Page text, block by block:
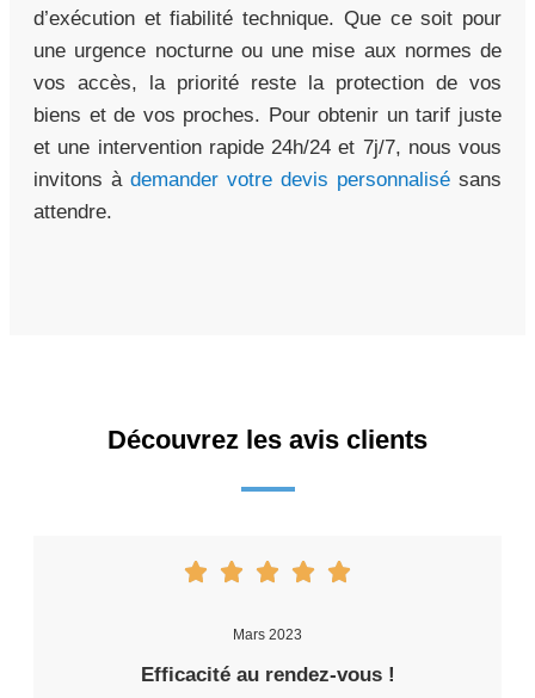
d’exécution et fiabilité technique. Que ce soit pour
une urgence nocturne ou une mise aux normes de
vos accès, la priorité reste la protection de vos
biens et de vos proches. Pour obtenir un tarif juste
et une intervention rapide 24h/24 et 7j/7, nous vous
invitons à demander votre devis personnalisé sans
attendre.
Découvrez les avis clients
Mars 2023
Efficacité au rendez-vous !